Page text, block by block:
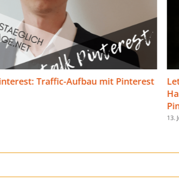
Let’s talk Pinterest: Modebloggerin
Haßel von Some Kind of Fashion über